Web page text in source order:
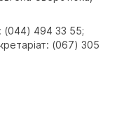
(044) 494 33 55;
(067) 305